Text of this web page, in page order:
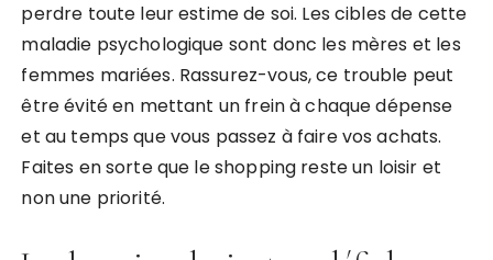
perdre toute leur estime de soi. Les cibles de cette
maladie psychologique sont donc les mères et les
femmes mariées. Rassurez-vous, ce trouble peut
être évité en mettant un frein à chaque dépense
et au temps que vous passez à faire vos achats.
Faites en sorte que le shopping reste un loisir et
non une priorité.